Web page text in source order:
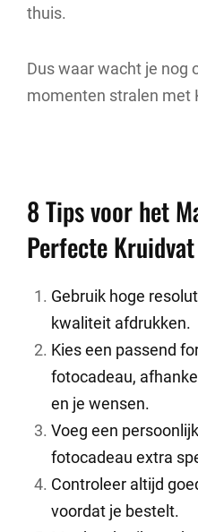
thuis.
Dus waar wacht je nog
momenten stralen met
8 Tips voor het
Perfecte
Gebruik hoge
kwaliteit afdrukken.
Kies een passend
fotocadeau,
en je wensen.
Voeg een
fotocadeau extra
Controleer altijd
voordat je bestelt.